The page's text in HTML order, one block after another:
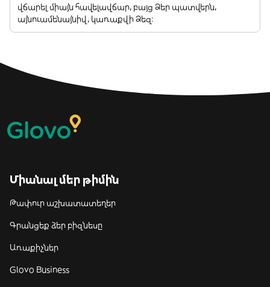
վճարել միայն հավելավճար, բայց Ձեր պատվերն,
այնուամենայնիվ, կառաքվի Ձեզ:
Միանալ մեր թիմին
Թափուր աշխատատեղեր
Գրանցեք ձեր բիզնեսը
Առաքիչներ
Glovo Business